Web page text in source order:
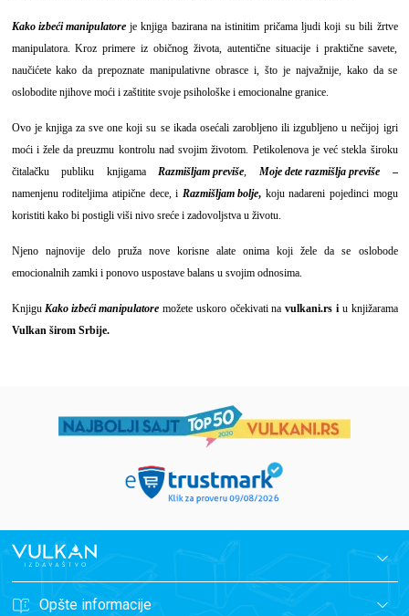
Kako izbeći manipulatore je knjiga bazirana na istinitim pričama ljudi koji su bili žrtve
manipulatora. Kroz primere iz običnog života, autentične situacije i praktične savete,
naučićete kako da prepoznate manipulativne obrasce i, što je najvažnije, kako da se
oslobodite njihove moći i zaštitite svoje psihološke i emocionalne granice.
Ovo je knjiga za sve one koji su se ikada osećali zarobljeno ili izgubljeno u nečijoj igri
moći i žele da preuzmu kontrolu nad svojim životom. Petikolenova je već stekla široku
čitalačku publiku knjigamaRazmišljam previše, Moje dete razmišlja previše–
namenjenu roditeljima atipične dece, i Razmišljam bolje, koju nadareni pojedinci mogu
koristiti kako bi postigli viši nivo sreće i zadovoljstva u životu.
Njeno najnovije delo pruža nove korisne alate onima koji žele da se oslobode
emocionalnih zamki i ponovo uspostave balans u svojim odnosima.
KnjiguKako izbeći manipulatore možete uskoro očekivati navulkani.rs i u knjižarama
Vulkan širom Srbije.
Opšte informacije